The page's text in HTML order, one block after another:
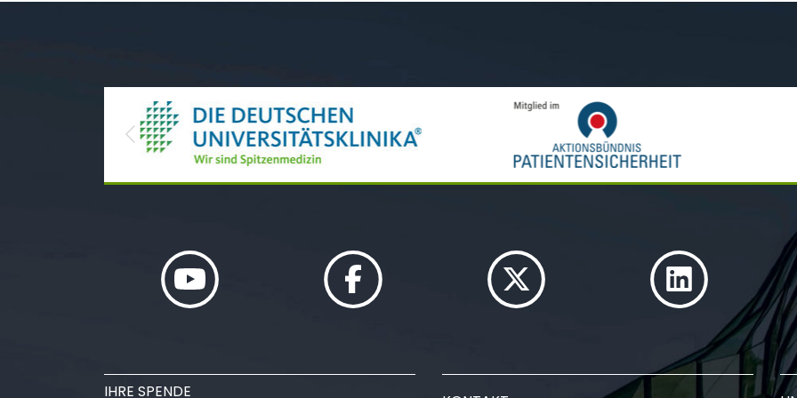
Previous
IHRE SPENDE